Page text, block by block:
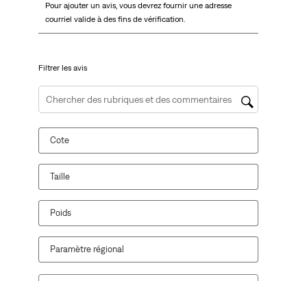
pour
évaluer
1
étoile.
Cette
action
ouvrira
le
formulaire
de
soumission.
pour
évaluer
2
étoiles.
Cette
action
ouvrira
formulaire
soumission.
pour
évaluer
étoiles.
Cette
action
ouvrira
formulaire
soumission.
pour
évaluer
étoiles.
Cette
action
ouvrira
formulaire
soumission.
pour
étoiles.
Cette
action
ouvrira
formulaire
soumission.
Pour ajouter un avis, vous devrez fournir une adresse
courriel valide à des fins de vérification.
Filtrer les avis
Zone de recherche de sujet et d'avis
Cote
Taille
Poids
Paramètre régional